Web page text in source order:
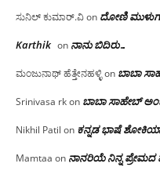
ಸುನಿಲ್ ಕುಮಾರ್.ವಿon ದೋಣಿ
Karthik on ನಾನು ಬಿದಿರು…
ಮಂಜುನಾಥ್ ಹೆತ್ತೇನಹಳ್ಳಿon ಬಾಬಾ
Srinivasa rkon ಬಾಬಾ ಸಾಹೇಬ್
Nikhil Patil on ಕನ್ನಡ ಭಾಷೆ
Mamtaa on ನಾನರಿಯೆ ನಿನ್ನ